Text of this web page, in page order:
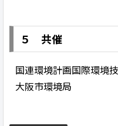
５ 共催
国連環境計画国際環境
大阪市環境局